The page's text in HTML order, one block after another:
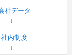
社データ
社内制度